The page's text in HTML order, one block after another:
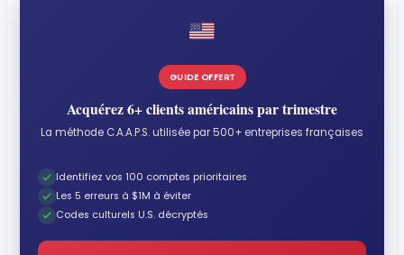
GUIDE OFFERT
Acquérez 6+ clients américains par trimestre
La méthode C.A.A.P.S. utilisée par 500+ entreprises françaises
Identifiez vos 100 comptes prioritaires
Les 5 erreurs à $1M à éviter
Codes culturels U.S. décryptés